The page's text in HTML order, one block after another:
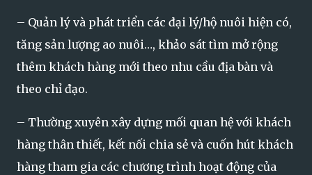
– Quản lý và phát triển các đại lý/hộ nuôi hiện có,
tăng sản lượng ao nuôi…, khảo sát tìm mở rộng
thêm khách hàng mới theo nhu cầu địa bàn và
theo chỉ đạo.
– Thường xuyên xây dựng mối quan hệ với khách
hàng thân thiết, kết nối chia sẻ và cuốn hút khách
hàng tham gia các chương trình hoạt động của